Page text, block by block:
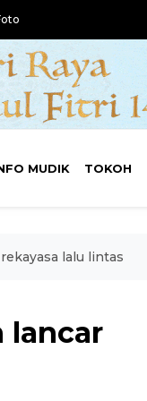
MUDIK TOKOH
lalu lintas
lancar